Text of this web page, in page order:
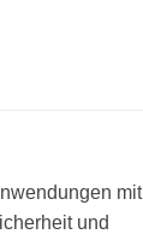
mit
und